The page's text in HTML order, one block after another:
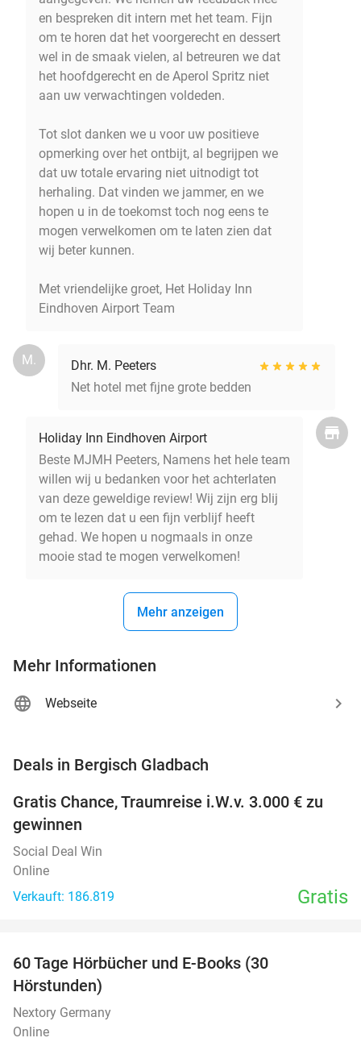
en bespreken dit intern met het team. Fijn
om te horen dat het voorgerecht en dessert
wel in de smaak vielen, al betreuren we dat
het hoofdgerecht en de Aperol Spritz niet
aan uw verwachtingen voldeden.
Tot slot danken we u voor uw positieve
opmerking over het ontbijt, al begrijpen we
dat uw totale ervaring niet uitnodigt tot
herhaling. Dat vinden we jammer, en we
hopen u in de toekomst toch nog eens te
mogen verwelkomen om te laten zien dat
wij beter kunnen.
Met vriendelijke groet, Het Holiday Inn
Eindhoven Airport Team
M.
Dhr. M. Peeters
Net hotel met fijne grote bedden
Holiday Inn Eindhoven Airport
Beste MJMH Peeters, Namens het hele team
willen wij u bedanken voor het achterlaten
van deze geweldige review! Wij zijn erg blij
om te lezen dat u een fijn verblijf heeft
gehad. We hopen u nogmaals in onze
mooie stad te mogen verwelkomen!
Mehr anzeigen
Mehr Informationen
Webseite
Deals in Bergisch Gladbach
Gratis Chance, Traumreise i.W.v. 3.000 € zu
gewinnen
Social Deal Win
Online
Verkauft: 186.819
Gratis
60 Tage Hörbücher und E-Books (30
Hörstunden)
Nextory Germany
Online